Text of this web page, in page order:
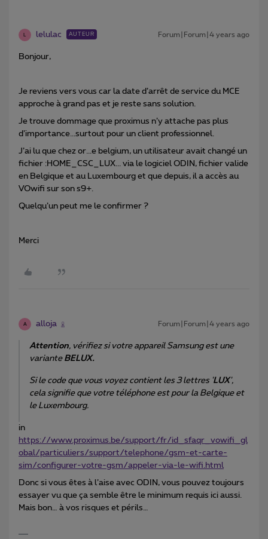
L lelulac AUTEUR Forum|Forum|4 years ago
Bonjour,
Je reviens vers vous car la date d’arrêt de service du MCE
approche à grand pas et je reste sans solution.
Je trouve dommage que proximus n’y attache pas plus
d’importance...surtout pour un client professionnel.
J’ai lu que chez or...e belgium, un utilisateur avait changé un
fichier :HOME_CSC_LUX... via le logiciel ODIN, fichier valide
en Belgique et au Luxembourg et que depuis, il a accès au
VOwifi sur son s9+.
Quelqu’un peut me le confirmer ?
Merci
A alloja Forum|Forum|4 years ago
Attention, vérifiez si votre appareil Samsung est une
variante BELUX.
Si le code que vous voyez contient les 3 lettres ' LUX',
cela signifie que votre téléphone est pour la Belgique et
le Luxembourg.
in
https://www.proximus.be/support/fr/id_sfaqr_vowifi_gl
obal/particuliers/support/telephone/gsm-et-carte-
sim/configurer-votre-gsm/appeler-via-le-wifi.html
Donc si vous êtes à l’aise avec ODIN, vous pouvez toujours
essayer vu que ça semble être le minimum requis ici aussi.
Mais bon… à vos risques et périls…